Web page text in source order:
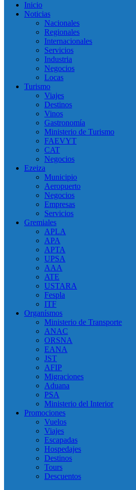
Inicio
Noticias
Nacionales
Regionales
Internacionales
Servicios
Industria
Negocios
Locas
Turismo
Viajes
Destinos
Vinos
Gastronomía
Ministerio de Turismo
FAEVYT
CAT
Negocios
Ezeiza
Municipio
Aeropuerto
Negocios
Empresas
Servicios
Gremiales
APLA
APA
APTA
UPSA
AAA
ATE
USTARA
Fespla
ITF
Organísmos
Ministerio de Transporte
ANAC
ORSNA
EANA
JST
AFIP
Migraciones
Aduana
PSA
Ministerio del Interior
Promociones
Vuelos
Viajes
Escapadas
Hospedajes
Destinos
Tours
Descuentos